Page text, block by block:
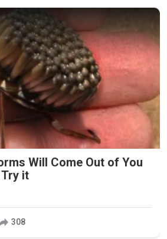
Will Come Out of You
it
308